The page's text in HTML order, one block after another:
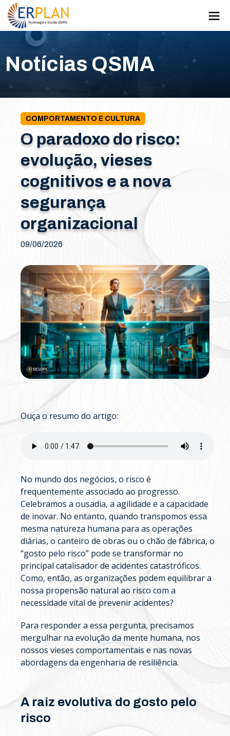
Notícias QSMA
COMPORTAMENTO E CULTURA
O paradoxo do risco:
evolução, vieses
cognitivos e a nova
segurança
organizacional
09/06/2026
Ouça o resumo do artigo:
No mundo dos negócios, o risco é
frequentemente associado ao progresso.
Celebramos a ousadia, a agilidade e a capacidade
de inovar. No entanto, quando transpomos essa
mesma natureza humana para as operações
diárias, o canteiro de obras ou o chão de fábrica, o
“gosto pelo risco” pode se transformar no
principal catalisador de acidentes catastróficos.
Como, então, as organizações podem equilibrar a
nossa propensão natural ao risco com a
necessidade vital de prevenir acidentes?
Para responder a essa pergunta, precisamos
mergulhar na evolução da mente humana, nos
nossos vieses comportamentais e nas novas
abordagens da engenharia de resiliência.
A raiz evolutiva do gosto pelo
risco